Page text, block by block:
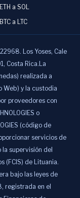
a SOL
a LTC
Los Yoses, Cale
Costa Rica.La
realizada a
Web) y la custodia
proveedores con
o
(código de
servicios de
supervisión del
(FCIS) de Lituania.
bajo las leyes de
registrada en el